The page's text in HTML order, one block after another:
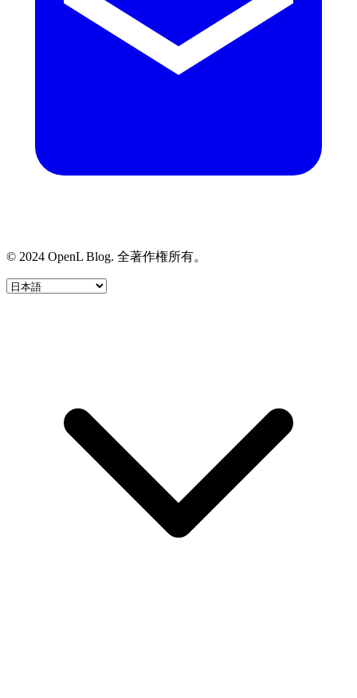
© 2024 OpenL Blog. 全著作権所有。